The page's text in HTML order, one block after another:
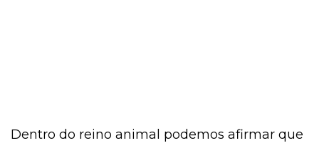
Dentro do reino animal podemos afirmar que